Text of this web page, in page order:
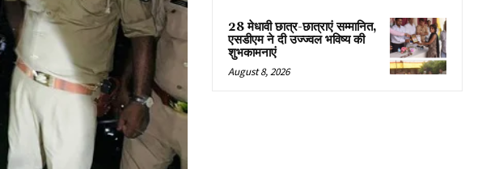
28 मेधावी छात्र-छात्राएं सम्मानित,
एसडीएम ने दी उज्ज्वल भविष्य की
शुभकामनाएं
August 8, 2026